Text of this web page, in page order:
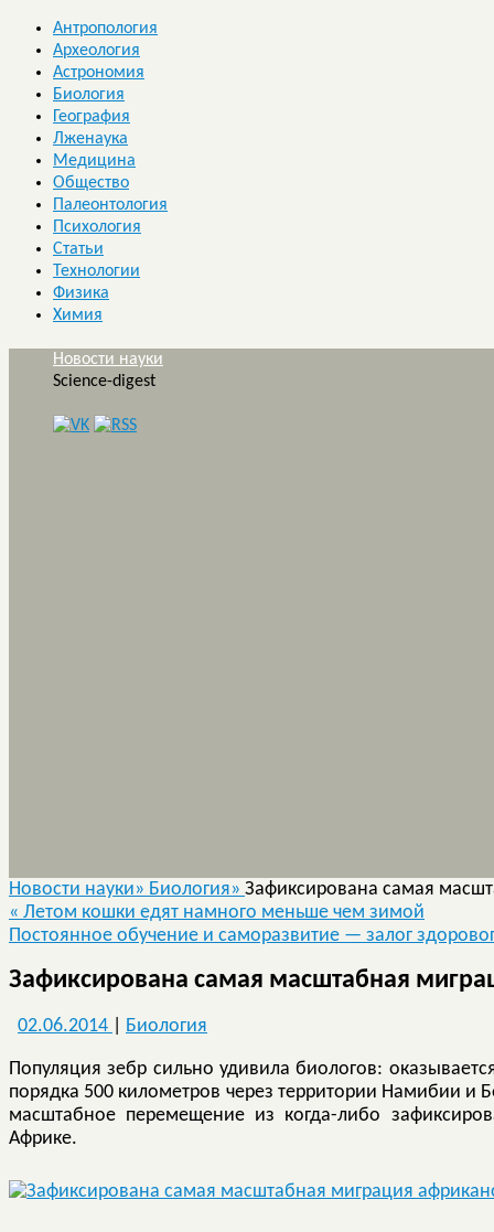
Антропология
Археология
Астрономия
Биология
География
Лженаука
Медицина
Общество
Палеонтология
Психология
Статьи
Технологии
Физика
Химия
Новости науки
Science-digest
Новости науки» Биология» Зафиксирована самая
« Летом кошки едят намного меньше чем зимой
Постоянное обучение и саморазвитие — залог
Зафиксирована самая масштабная
02.06.2014 Биология
Популяция зебр сильно удивила биологов:
порядка 500 километров через территории Намибии и
масштабное перемещение из когда-либо
Африке.